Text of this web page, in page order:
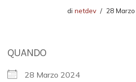
di netdev 28
QUANDO
28 Marzo 2024